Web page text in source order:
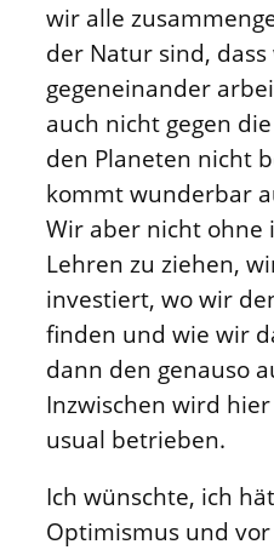
wir alle
der Natur sind,
gegeneinander
auch nicht gegen
den Planeten nicht
kommt wunderbar
Wir aber nicht ohne
Lehren zu ziehen,
investiert, wo wir
finden und wie wir
dann den genauso
Inzwischen wird
usual betrieben.
Ich wünschte, ich
Optimismus und